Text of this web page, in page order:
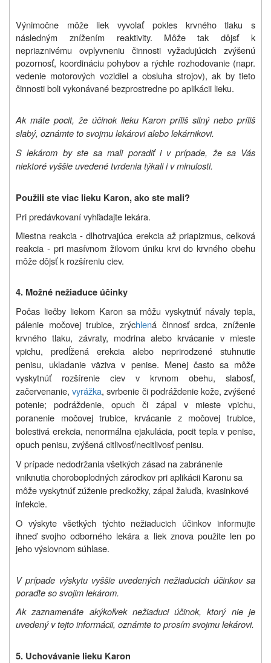
Výnimočne môže liek vyvolať pokles krvného tlaku s
následným znížením reaktivity. Môže tak dôjsť k
nepriaznivému ovplyvneniu činnosti vyžadujúcich zvýšenú
pozornosť, koordináciu pohybov a rýchle rozhodovanie (napr.
vedenie motorových vozidiel a obsluha strojov), ak by tieto
činnosti boli vykonávané bezprostredne po aplikácii lieku.
Ak máte pocit, že účinok lieku Karon príliš silný nebo príliš
slabý, oznámte to svojmu lekárovi alebo lekárnikovi.
S lekárom by ste sa mali poradiť i v prípade, že sa Vás
niektoré vyššie uvedené tvrdenia týkali i v minulosti.
Použili ste viac lieku Karon, ako ste mali?
Pri predávkovaní vyhľadajte lekára.
Miestna reakcia - dlhotrvajúca erekcia až priapizmus, celková
reakcia - pri masívnom žilovom úniku krvi do krvného obehu
môže dôjsť k rozšíreniu ciev.
4. Možné nežiaduce účinky
Počas liečby liekom Karon sa môžu vyskytnúť návaly tepla,
pálenie močovej trubice, zrýchlená činnosť srdca, zníženie
krvného tlaku, závraty, modrina alebo krvácanie v mieste
vpichu, predĺžená erekcia alebo neprirodzené stuhnutie
penisu, ukladanie väziva v penise. Menej často sa môže
vyskytnúť rozšírenie ciev v krvnom obehu, slabosť,
začervenanie,vyrážka, svrbenie či podráždenie kože, zvýšené
potenie;
podráždenie, opuch či zápal v mieste vpichu,
poranenie močovej trubice, krvácanie z močovej trubice,
bolestivá erekcia, nenormálna ejakulácia, pocit tepla v penise,
opuch penisu, zvýšená citlivosť/necitlivosť penisu.
V prípade nedodržania všetkých zásad na zabránenie
vniknutia choroboplodných zárodkov pri aplikácii Karonu sa
môže vyskytnúťzúženie predkožky, zápal žaluďa, kvasinkové
infekcie.
O výskyte všetkých týchto nežiaducich účinkov informujte
ihneď svojho odborného lekára a liek znova použite len po
jeho výslovnom súhlase.
V prípade výskytu vyššie uvedených nežiaducich účinkov sa
poraďte so svojim lekárom.
Ak zaznamenáte akýkoľvek nežiaduci účinok, ktorý nie je
uvedený v tejto informácii, oznámte to prosím svojmu lekárovi.
5. Uchovávanie lieku Karon